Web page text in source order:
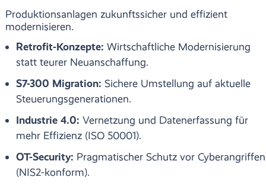
Produktionsanlagen zukunftssicher und effizient
modernisieren.
Retrofit-Konzepte: Wirtschaftliche Modernisierung
statt teurer Neuanschaffung.
S7-300 Migration: Sichere Umstellung auf aktuelle
Steuerungsgenerationen.
Industrie 4.0: Vernetzung und Datenerfassung für
mehr Effizienz (ISO 50001).
OT-Security: Pragmatischer Schutz vor Cyberangriffen
(NIS2-konform).